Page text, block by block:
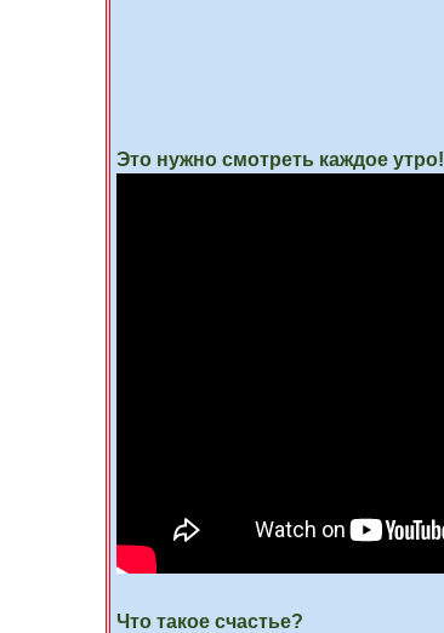
Это нужно смотреть каждое утро!
Что такое счастье?